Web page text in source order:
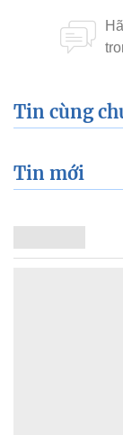
Tin cùng
Tin mới